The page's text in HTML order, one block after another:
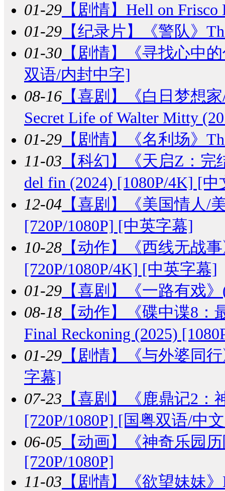
01-29 【剧情】 Hell on Frisco
01-29 【纪录片】
《警队》
01-30 【剧情】
《寻找心中
双语/内封中字]
08-16 【喜剧】
《白日梦想
Secret Life of Walter Mitty
01-29 【剧情】
《名利场》
11-03 【科幻】
《天启Z：
del fin (2024) [1080P/4K] [
12-04 【喜剧】
《美国情人/
[720P/1080P] [中英字幕]
10-28 【动作】
《西线无战
[720P/1080P/4K] [中英字幕]
01-29 【喜剧】
《一路有戏
08-18 【动作】
《碟中谍8：
Final Reckoning (2025)
01-29 【剧情】
《与外婆同
字幕]
07-23 【喜剧】
《鹿鼎记2
[720P/1080P] [国粤双语/中
06-05 【动画】
《神奇乐园
[720P/1080P]
11-03 【剧情】
《欲望妹妹